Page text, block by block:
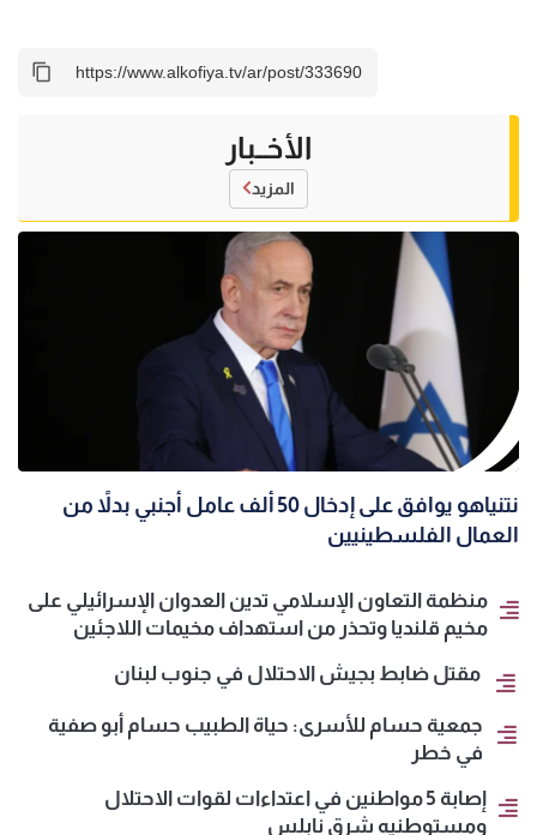
الأخــبار
المزيد
نتنياهو يوافق على إدخال 50 ألف عامل أجنبي بدلاً من
العمال الفلسطينيين
منظمة التعاون الإسلامي تدين العدوان الإسرائيلي على
مخيم قلنديا وتحذر من استهداف مخيمات اللاجئين
مقتل ضابط بجيش الاحتلال في جنوب لبنان
جمعية حسام للأسرى: حياة الطبيب حسام أبو صفية
في خطر
إصابة 5 مواطنين في اعتداءات لقوات الاحتلال
ومستوطنيه شرق نابلس